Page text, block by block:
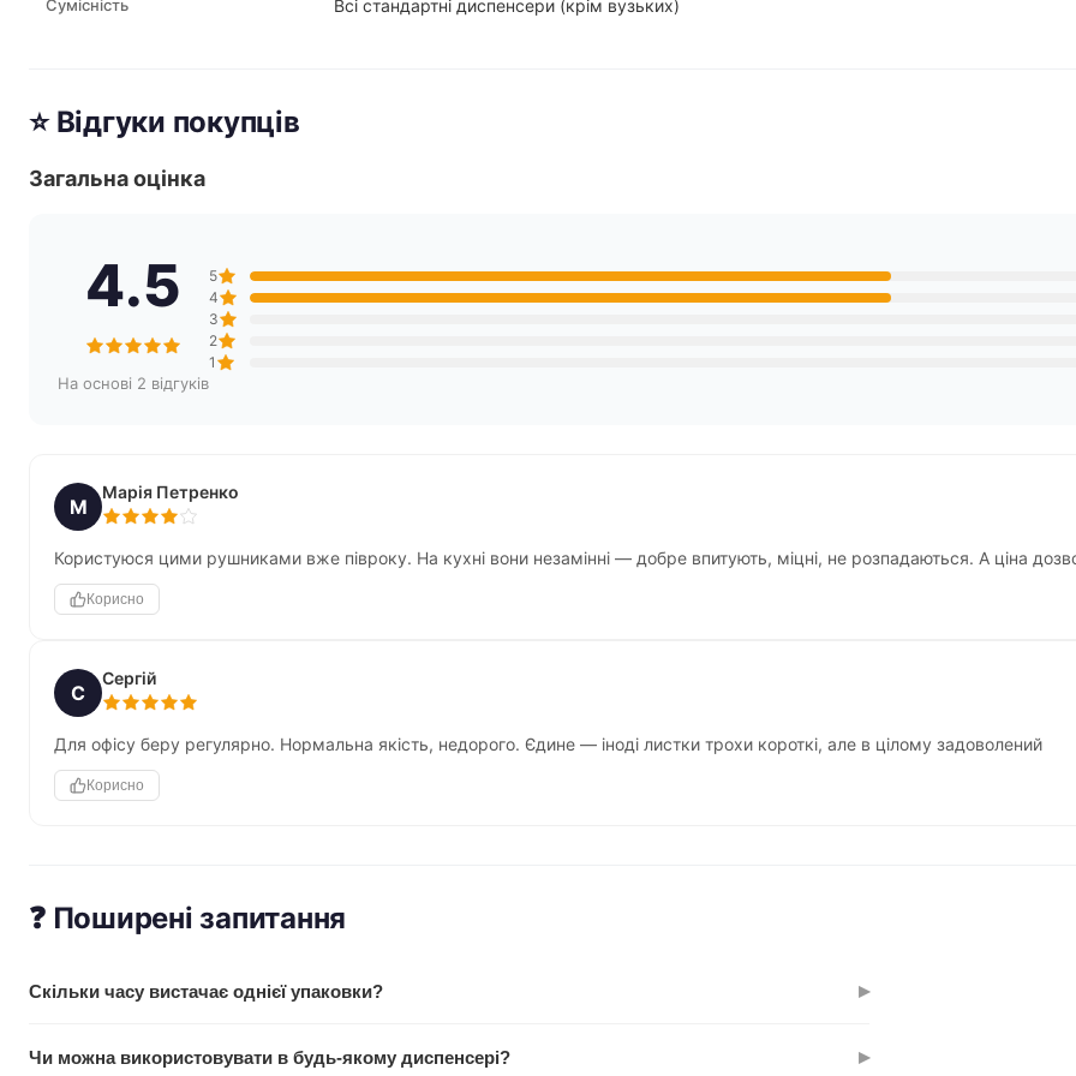
Сумісність Всі стандартні диспенсери (крім вузьких)
⭐ Відгуки покупців
Загальна оцінка
4.5
На основі 2 відгуків
5
4
3
2
1
М
Марія Петренко
Користуюся цими рушниками вже півроку. На кухні вони незамінні — добре впитують, міцні, не розпадаються. А ціна
Корисно
С
Сергій
Для офісу беру регулярно. Нормальна якість, недорого. Єдине — іноді листки трохи короткі, але в цілому задоволений
Корисно
❓ Поширені запитання
Скільки часу вистачає однієї упаковки? ▸
вистачає на 2-3 тижні. У офісі з 10 людей — на 5-7 днів.
Чи можна використовувати в будь-якому диспенсері? ▸